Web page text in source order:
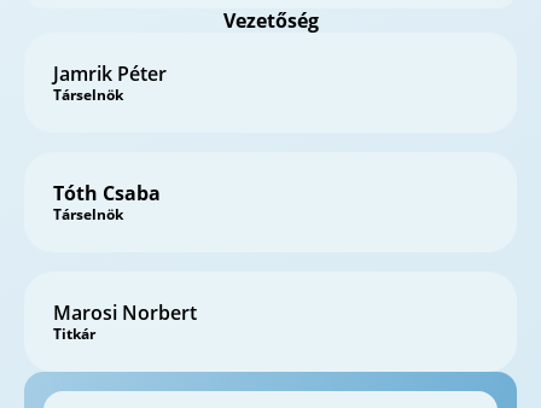
Vezetőség
Jamrik Péter
Társelnök
Tóth Csaba
Társelnök
Marosi Norbert
Titkár